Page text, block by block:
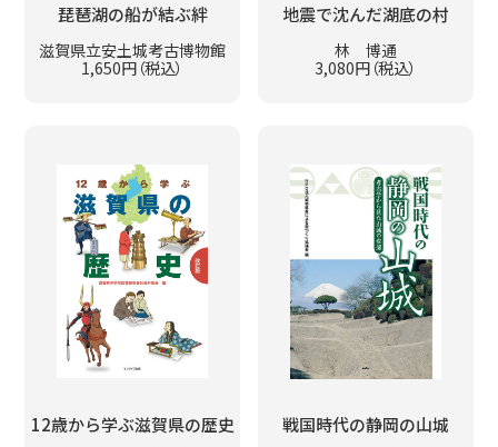
琵琶湖の船が結ぶ絆
滋賀県立安土城考古博物館
1,650円（税込）
地震で沈んだ湖底の村
林 博通
3,080円（税込）
12歳から学ぶ滋賀県の歴史 戦国時代の静岡の山城